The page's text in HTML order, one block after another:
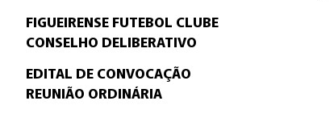
FIGUEIRENSE FUTEBOL CLUBE
CONSELHO DELIBERATIVO
EDITAL DE CONVOCAÇÃO
REUNIÃO ORDINÁRIA